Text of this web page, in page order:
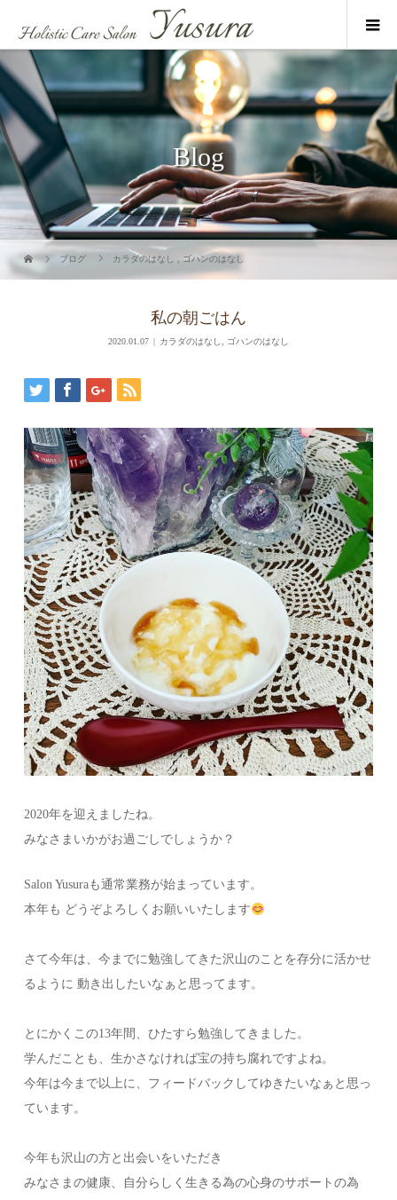
Blog
ブログ カラダのはなし ,ゴハンのはなし
私の朝ごはん
2020.01.07 カラダのはなし, ゴハンのはなし
2020年を迎えましたね。
みなさまいかがお過ごしでしょうか？
Salon Yusuraも通常業務が始まっています。
本年も どうぞよろしくお願いいたします
さて今年は、今までに勉強してきた沢山のことを存分に活かせ
るように 動き出したいなぁと思ってます。
とにかくこの13年間、ひたすら勉強してきました。
学んだことも、生かさなければ宝の持ち腐れですよね。
今年は今まで以上に、フィードバックしてゆきたいなぁと思っ
ています。
今年も沢山の方と出会いをいただき
みなさまの健康、自分らしく生きる為の心身のサポートの為